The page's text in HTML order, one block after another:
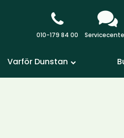
010-179 84 00
Varför Dunstan